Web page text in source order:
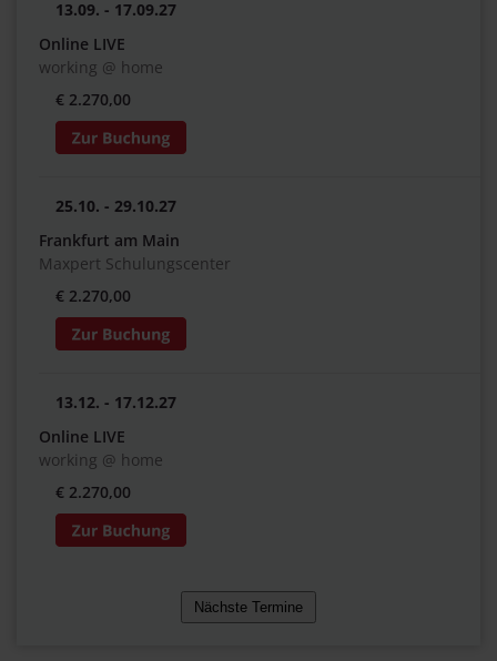
13.09. - 17.09.27
Online LIVE
working @ home
€ 2.270,00
25.10. - 29.10.27
Frankfurt am Main
Maxpert Schulungscenter
€ 2.270,00
13.12. - 17.12.27
Online LIVE
working @ home
€ 2.270,00